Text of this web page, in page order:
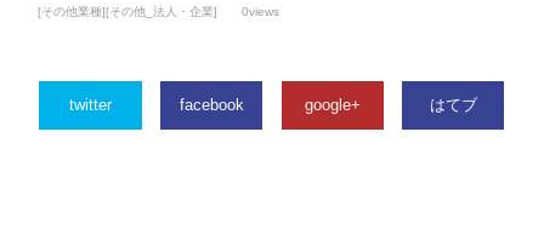
[その他業種][その他_法人・企業] 0views
twitter facebook google+ はてブ